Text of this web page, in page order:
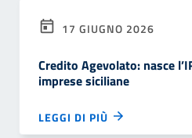
17 GIUGNO 2026
Credito Agevolato: nasce
imprese siciliane
LEGGI DI PIÙ